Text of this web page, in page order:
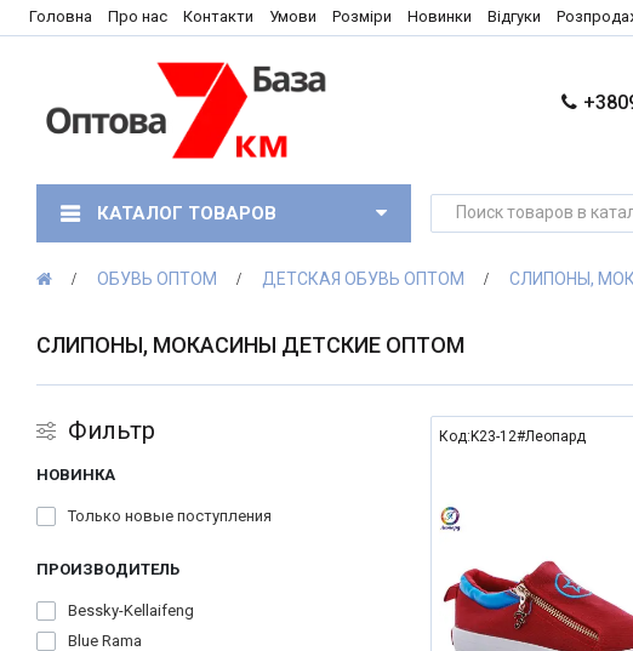
Головна Про нас Контакти Умови Розміри Новинки Відгуки
КАТАЛОГ ТОВАРОВ
ОБУВЬ ОПТОМ ДЕТСКАЯ ОБУВЬ ОПТОМ СЛИПОНЫ,
СЛИПОНЫ, МОКАСИНЫ ДЕТСКИЕ ОПТОМ
Фильтр
НОВИНКА
Только новые поступления
ПРОИЗВОДИТЕЛЬ
Bessky-Kellaifeng
Blue Rama
Код:K23-12#Леопард